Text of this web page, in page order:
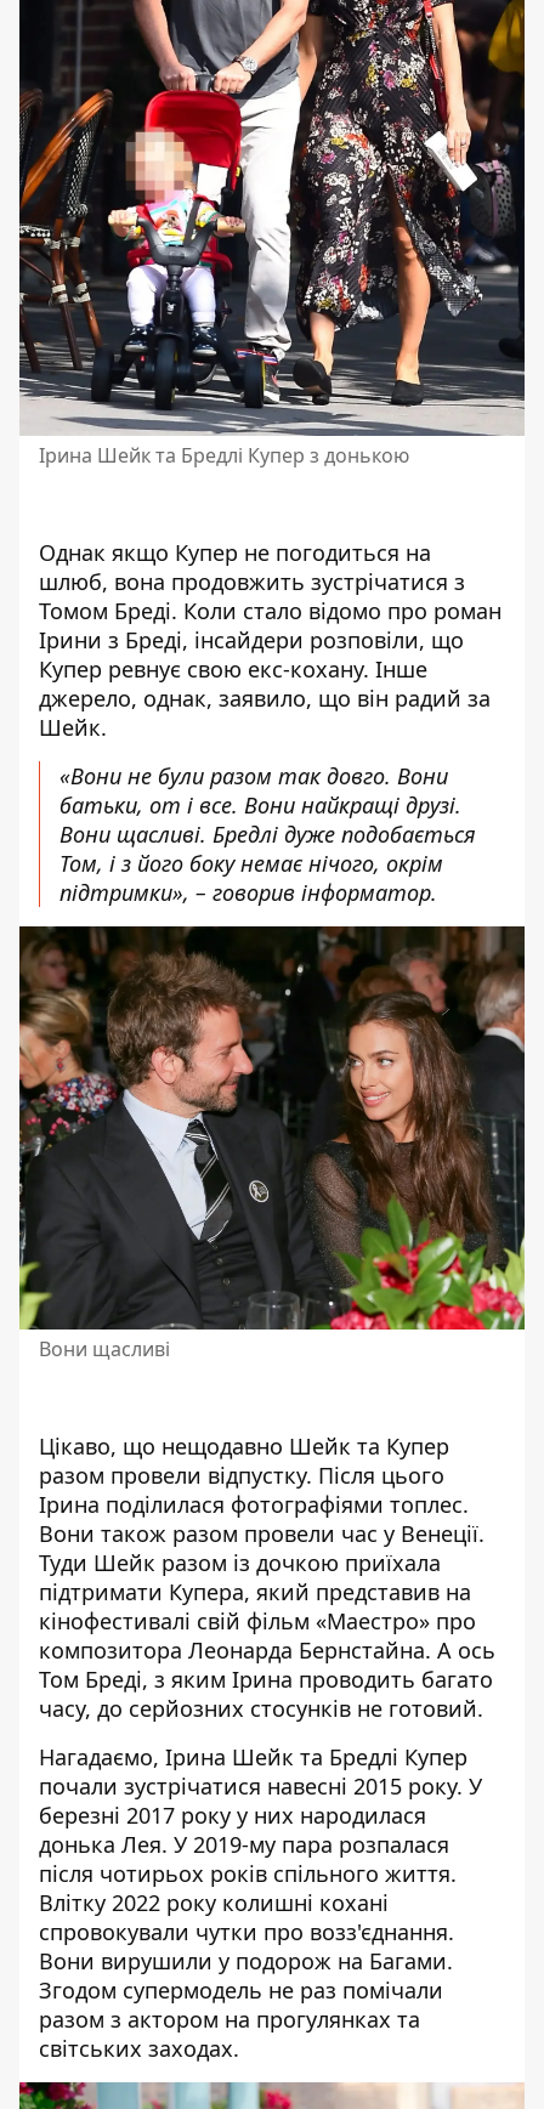
Ірина Шейк та Бредлі Купер з донькою
Однак якщо Купер не погодиться на
шлюб, вона продовжить зустрічатися з
Томом Бреді. Коли стало відомо про роман
Ірини з Бреді, інсайдери розповіли, що
Купер ревнує свою екс-кохану. Інше
джерело, однак, заявило, що він радий за
Шейк.
«Вони не були разом так довго. Вони
батьки, от і все. Вони найкращі друзі.
Вони щасливі. Бредлі дуже подобається
Том, і з його боку немає нічого, окрім
підтримки», – говорив інформатор.
Вони щасливі
Цікаво, що нещодавно Шейк та Купер
разом провели відпустку. Після цього
Ірина поділилася фотографіями топлес.
Вони також разом провели час у Венеції.
Туди Шейк разом із дочкою приїхала
підтримати Купера, який представив на
кінофестивалі свій фільм «Маестро» про
композитора Леонарда Бернстайна. А ось
Том Бреді, з яким Ірина проводить багато
часу, до серйозних стосунків не готовий.
Нагадаємо, Ірина Шейк та Бредлі Купер
почали зустрічатися навесні 2015 року. У
березні 2017 року у них народилася
донька Лея. У 2019-му пара розпалася
після чотирьох років спільного життя.
Влітку 2022 року колишні кохані
спровокували чутки про возз'єднання.
Вони вирушили у подорож на Багами.
Згодом супермодель не раз помічали
разом з актором на прогулянках та
світських заходах.